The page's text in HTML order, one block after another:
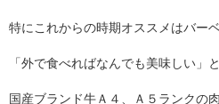
特にこれからの時期オススメはバー
「外で食べればなんでも美味しい」
国産ブランド牛Ａ４、Ａ５ランクの